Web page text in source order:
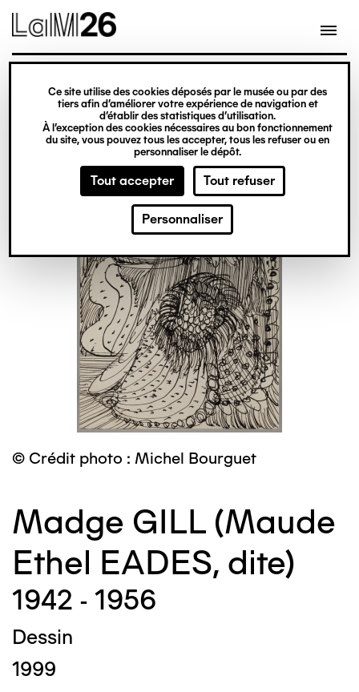
Gestion des cookies
Ce site utilise des cookies déposés par le musée ou par des
tiers afin d’améliorer votre expérience de navigation et
d’établir des statistiques d’utilisation.
À l’exception des cookies nécessaires au bon fonctionnement
du site, vous pouvez tous les accepter, tous les refuser ou en
personnaliser le dépôt.
Tout accepter Tout refuser
Personnaliser
contenu
© Crédit photo : Michel Bourguet
Madge GILL (Maude
Ethel EADES, dite)
1942 - 1956
Dessin
1999